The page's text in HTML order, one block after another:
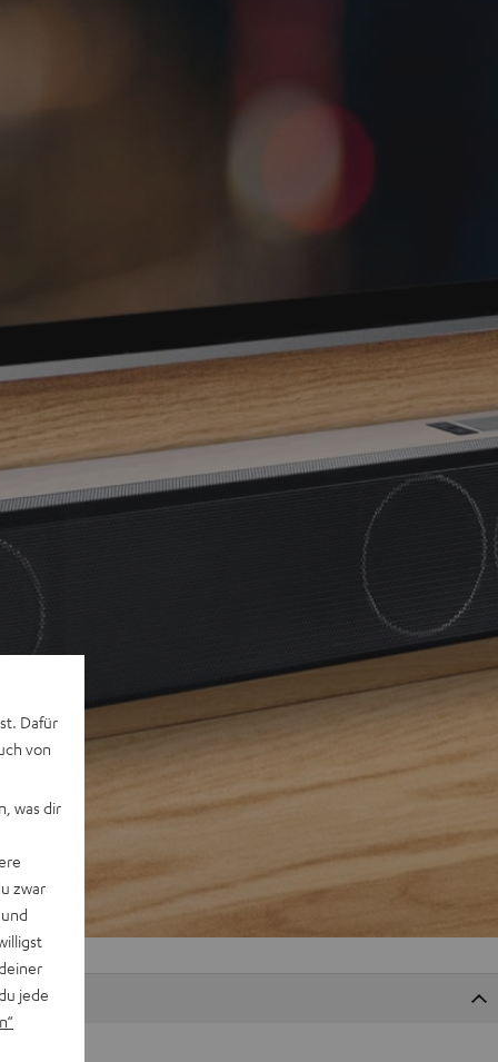
Dafür
von
was dir
zwar
jede